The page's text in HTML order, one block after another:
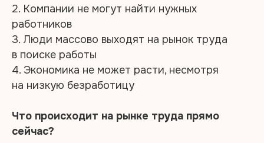
2. Компании не могут найти нужных
работников
3. Люди массово выходят на рынок труда
в поиске работы
4. Экономика не может расти, несмотря
на низкую безработицу
Что происходит на рынке труда прямо
сейчас?